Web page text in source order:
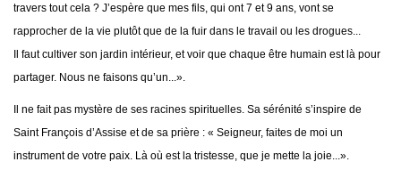
travers tout cela ? J’espère que mes fils, qui ont 7 et 9 ans, vont se
rapprocher de la vie plutôt que de la fuir dans le travail ou les drogues...
Il faut cultiver son jardin intérieur, et voir que chaque être humain est là pour
partager. Nous ne faisons qu’un...».
Il ne fait pas mystère de ses racines spirituelles. Sa sérénité s’inspire de
Saint François d’Assise et de sa prière : « Seigneur, faites de moi un
instrument de votre paix. Là où est la tristesse, que je mette la joie...».